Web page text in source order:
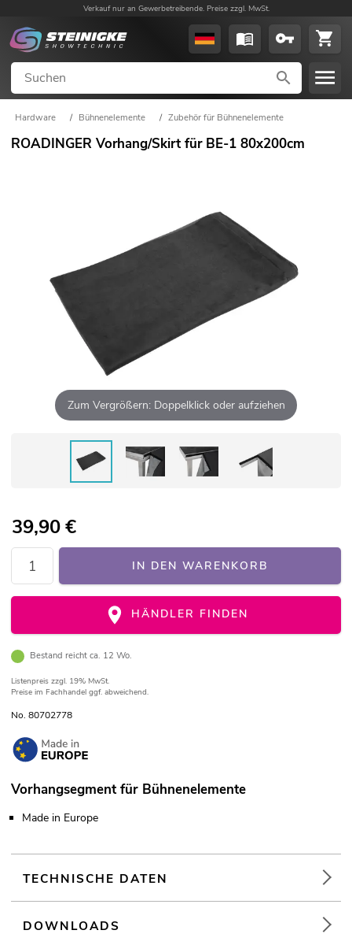
Verkauf nur an Gewerbetreibende. Preise zzgl. MwSt.
Hardware / Bühnenelemente / Zubehör für Bühnenelemente
ROADINGER Vorhang/Skirt für BE-1 80x200cm
Zum Vergrößern: Doppelklick oder aufziehen
39,90€
IN DEN WARENKORB
HÄNDLER FINDEN
Bestand reicht ca. 12 Wo.
Listenpreis zzgl. 19% MwSt.
Preise im Fachhandel ggf. abweichend.
No. 80702778
Vorhangsegment für Bühnenelemente
Made in Europe
TECHNISCHE DATEN
DOWNLOADS